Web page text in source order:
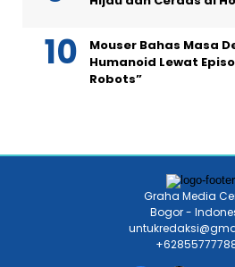
Mouser Bahas Masa
Humanoid Lewat
Robots”
Graha Media
Bogor -